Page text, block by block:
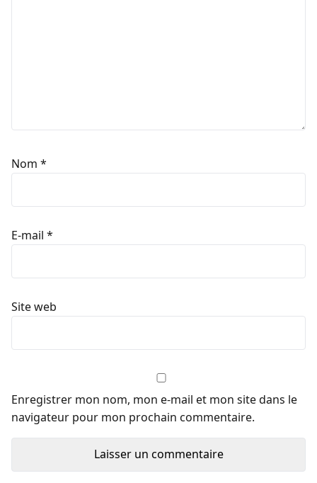
Nom *
E-mail *
Site web
Enregistrer mon nom, mon e-mail et mon site dans le
navigateur pour mon prochain commentaire.